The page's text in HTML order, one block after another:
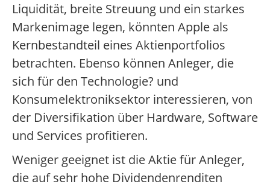
Liquidität, breite Streuung und ein starkes
Markenimage legen, könnten Apple als
Kernbestandteil eines Aktienportfolios
betrachten. Ebenso können Anleger, die
sich für den Technologie? und
Konsumelektroniksektor interessieren, von
der Diversifikation über Hardware, Software
und Services profitieren.
Weniger geeignet ist die Aktie für Anleger,
die auf sehr hohe Dividendenrenditen